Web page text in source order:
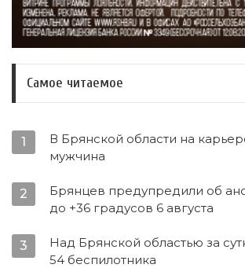
Самое читаемое
1
В Брянской области на
мужчина
2
Брянцев предупредили об
до +36 градусов 6 августа
3
Над Брянской областью за
54 беспилотника